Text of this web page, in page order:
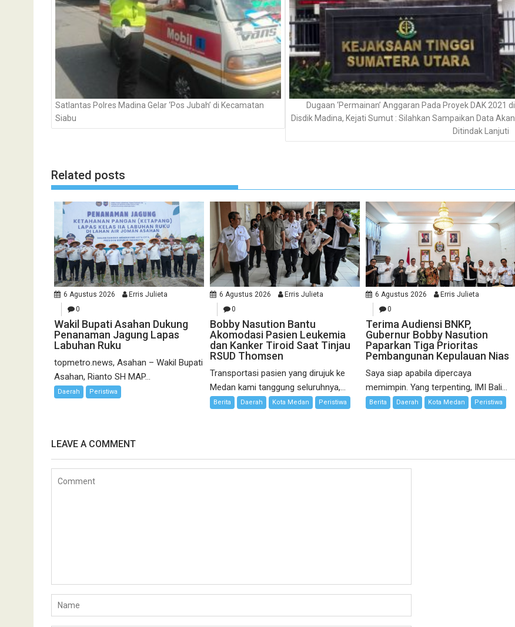
Satlantas Polres Madina Gelar ‘Pos Jubah’ di Kecamatan
Siabu
Dugaan ‘Permainan’ Anggaran Pada Proyek DAK 2021 di
Disdik Madina, Kejati Sumut : Silahkan Sampaikan Data Akan
Ditindak Lanjuti
Related posts
6 Agustus 2026
Erris Julieta
0
Wakil Bupati Asahan Dukung
Penanaman Jagung Lapas
Labuhan Ruku
topmetro.news, Asahan – Wakil Bupati
Asahan, Rianto SH MAP...
Daerah Peristiwa
6 Agustus 2026
Erris Julieta
0
Bobby Nasution Bantu
Akomodasi Pasien Leukemia
dan Kanker Tiroid Saat Tinjau
RSUD Thomsen
Transportasi pasien yang dirujuk ke
Medan kami tanggung seluruhnya,...
Berita Daerah Kota Medan Peristiwa
6 Agustus 2026
Erris Julieta
0
Terima Audiensi BNKP,
Gubernur Bobby Nasution
Paparkan Tiga Prioritas
Pembangunan Kepulauan Nias
Saya siap apabila dipercaya
memimpin. Yang terpenting, IMI Bali...
Berita Daerah Kota Medan Peristiwa
LEAVE A COMMENT